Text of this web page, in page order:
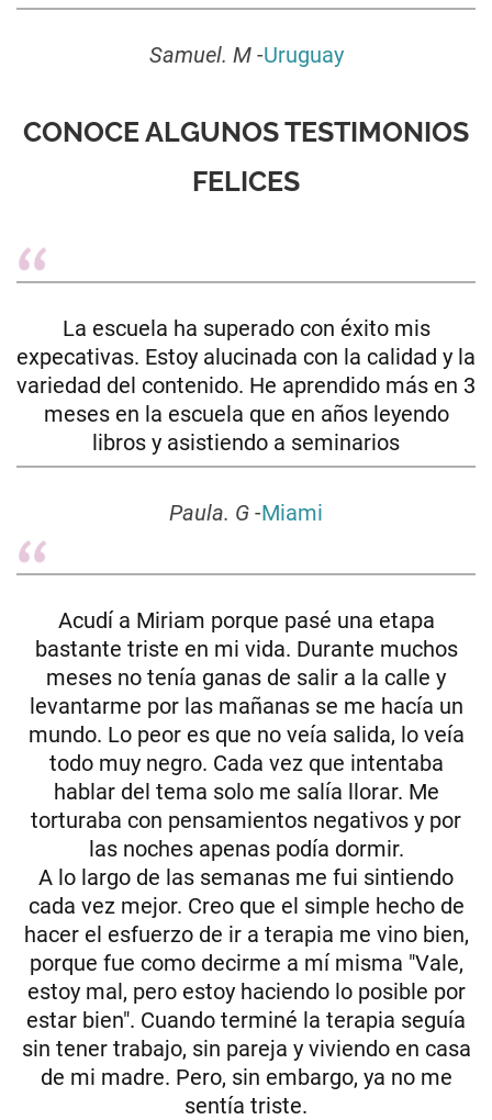
Samuel. M -Uruguay
CONOCE ALGUNOS TESTIMONIOS
FELICES
La escuela ha superado con éxito mis
expecativas. Estoy alucinada con la calidad y la
variedad del contenido. He aprendido más en 3
meses en la escuela que en años leyendo
libros y asistiendo a seminarios
Paula. G -Miami
Acudí a Miriam porque pasé una etapa
bastante triste en mi vida. Durante muchos
meses no tenía ganas de salir a la calle y
levantarme por las mañanas se me hacía un
mundo. Lo peor es que no veía salida, lo veía
todo muy negro. Cada vez que intentaba
hablar del tema solo me salía llorar. Me
torturaba con pensamientos negativos y por
las noches apenas podía dormir.
A lo largo de las semanas me fui sintiendo
cada vez mejor. Creo que el simple hecho de
hacer el esfuerzo de ir a terapia me vino bien,
porque fue como decirme a mí misma "Vale,
estoy mal, pero estoy haciendo lo posible por
estar bien". Cuando terminé la terapia seguía
sin tener trabajo, sin pareja y viviendo en casa
de mi madre. Pero, sin embargo, ya no me
sentía triste.